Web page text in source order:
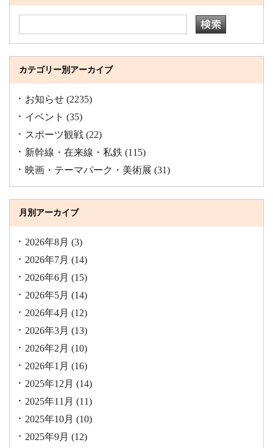
カテゴリー別アーカイブ
お知らせ (2235)
イベント (35)
スポーツ観戦 (22)
新幹線・在来線・私鉄 (115)
映画・テーマパーク・美術展 (31)
月別アーカイブ
2026年8月 (3)
2026年7月 (14)
2026年6月 (15)
2026年5月 (14)
2026年4月 (12)
2026年3月 (13)
2026年2月 (10)
2026年1月 (16)
2025年12月 (14)
2025年11月 (11)
2025年10月 (10)
2025年9月 (12)